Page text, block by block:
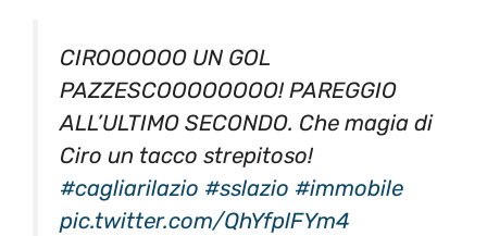
PAZZESCOOOOOOOO! PAREGGIO
ALL’ULTIMO SECONDO. Che magia di
Ciro un tacco strepitoso!
#cagliarilazio #sslazio #immobile
pic.twitter.com/QhYfplFYm4